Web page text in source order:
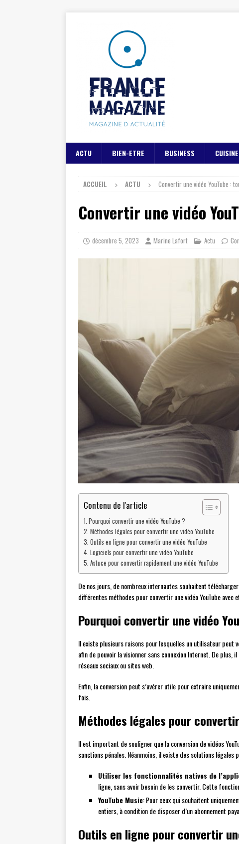
ACTU BIEN-ETRE BUSINESS CUISINE
ACCUEIL ACTU Convertir une vidéo YouTube :
Convertir une vidéo
décembre 5, 2023 Marine Lafort Actu
Contenu de l'article
Pourquoi convertir une vidéo YouTube ?
Méthodes légales pour convertir une vidéo YouTube
Outils en ligne pour convertir une vidéo YouTube
Logiciels pour convertir une vidéo YouTube
Astuce pour convertir rapidement une vidéo YouTube
De nos jours, de nombreux internautes souhaitent
différentes méthodes pour convertir une vidéo YouTube avec
Pourquoi convertir une vidéo
Il existe plusieurs raisons pour lesquelles un utilisateur peut
afin de pouvoir la visionner sans connexion Internet. De
réseaux sociaux ou sites web.
Enfin, la conversion peut s’avérer utile pour extraire
fois.
Méthodes légales pour
Il est important de souligner que la conversion de vidéos
sanctions pénales. Néanmoins, il existe des solutions légales
Utiliser les fonctionnalités natives de
ligne, sans avoir besoin de les convertir. Cette
YouTube Music: Pour ceux qui souhaitent
entiers, à condition de disposer d’un abonnement
Outils en ligne pour convertir